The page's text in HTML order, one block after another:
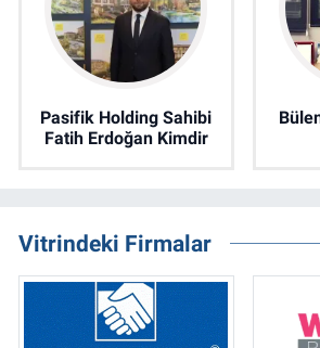
Pasifik Holding Sahibi
Fatih Erdoğan Kimdir
Vitrindeki Firmalar